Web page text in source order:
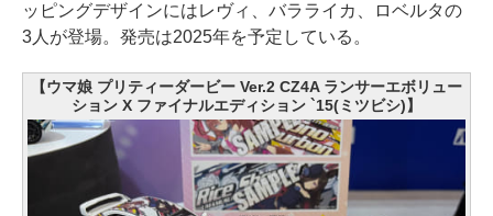
ッピングデザインにはレヴィ、バラライカ、ロベルタの
3人が登場。発売は2025年を予定している。
【ウマ娘 プリティーダービー Ver.2 CZ4A ランサーエボリュー
ション X ファイナルエディション `15(ミツビシ)】